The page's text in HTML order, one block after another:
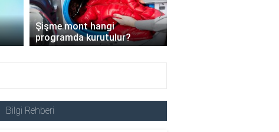
Şişme mont hangi
programda kurutulur?
›
Bilgi Rehberi